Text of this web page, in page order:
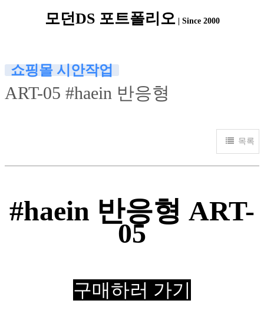
모던DS 포트폴리오 | Since 2000
쇼핑몰 시안작업
ART-05 #haein 반응형
목록
#haein 반응형 ART-
05
구매하러 가기